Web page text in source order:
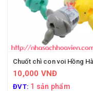
Chuốt chì con voi Hồng Hà
10,000 VNĐ
ĐVT: 1 sản phẩm